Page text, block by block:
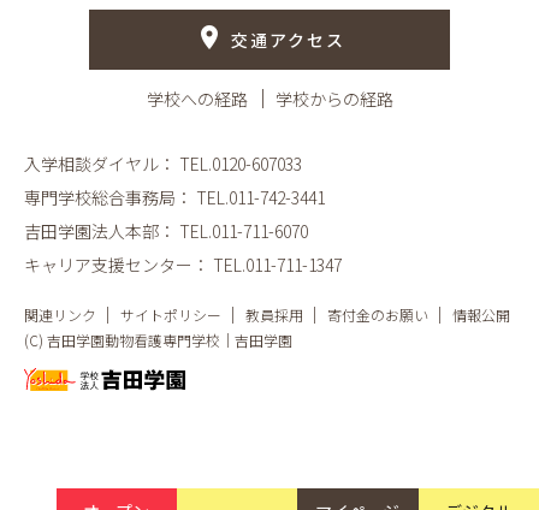
交通アクセス
学校への経路 学校からの経路
入学相談ダイヤル： TEL.0120-607033
専門学校総合事務局： TEL.011-742-3441
吉田学園法人本部： TEL.011-711-6070
キャリア支援センター： TEL.011-711-1347
関連リンク サイトポリシー 教員採用 寄付金のお願い
情報公開
(C) 吉田学園動物看護専門学校｜吉田学園